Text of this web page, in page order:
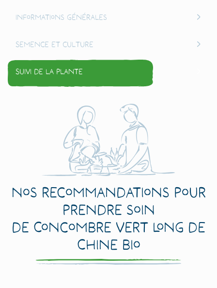
Informations générales
Semence et culture
Suivi de la plante
Nos recommandations pour
prendre soin
de Concombre Vert Long de
Chine Bio